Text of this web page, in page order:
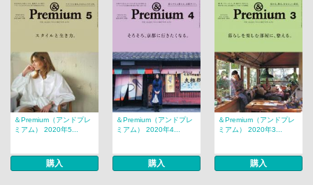
＆Premium（アンドプレ
ミアム） 2020年5...
購入
＆Premium（アンドプレ
ミアム） 2020年4...
購入
＆Premium（アンドプレ
ミアム） 2020年3...
購入